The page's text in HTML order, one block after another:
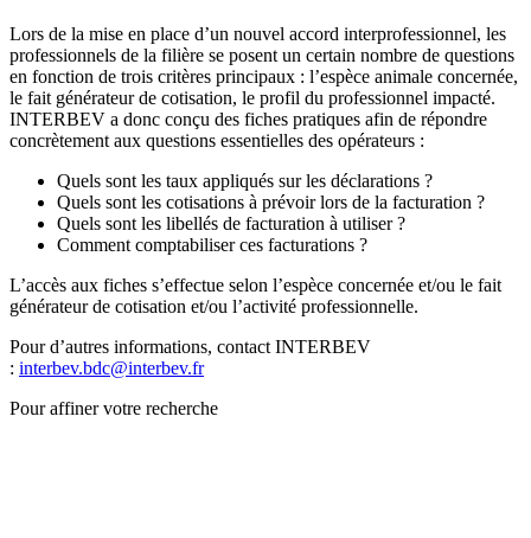
Lors de la mise en place d’un nouvel accord interprofessionnel, les
professionnels de la filière se posent un certain nombre de questions
en fonction de trois critères principaux : l’espèce animale concernée,
le fait générateur de cotisation, le profil du professionnel impacté.
INTERBEV a donc conçu des fiches pratiques afin de répondre
concrètement aux questions essentielles des opérateurs :
Quels sont les taux appliqués sur les déclarations ?
Quels sont les cotisations à prévoir lors de la facturation ?
Quels sont les libellés de facturation à utiliser ?
Comment comptabiliser ces facturations ?
L’accès aux fiches s’effectue selon l’espèce concernée et/ou le fait
générateur de cotisation et/ou l’activité professionnelle.
Pour d’autres informations, contact INTERBEV
: interbev.bdc@interbev.fr
Pour affiner votre recherche